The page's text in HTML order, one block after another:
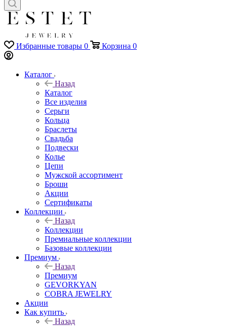
Избранные товары 0 Корзина 0
Каталог
Назад
Каталог
Все изделия
Серьги
Кольца
Браслеты
Свадьба
Подвески
Колье
Цепи
Мужской ассортимент
Броши
Акции
Сертификаты
Коллекции
Назад
Коллекции
Премиальные коллекции
Базовые коллекции
Премиум
Назад
Премиум
GEVORKYAN
COBRA JEWELRY
Акции
Как купить
Назад